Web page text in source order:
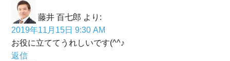
藤井 百七郎 より:
2019年11月15日 9:30 AM
お役に立ててうれしいです(^^♪
返信